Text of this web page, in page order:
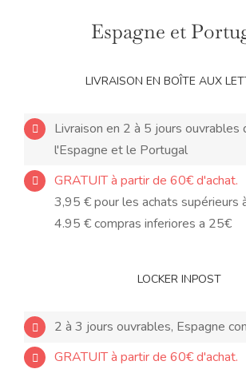
Espagne et
LIVRAISON EN BOÎTE AUX
Livraison en 2 à 5 jours ouvrables
l'Espagne et le Portugal
GRATUIT à partir de 60€ d'achat.
3,95 € pour les achats supérieurs
4.95 € compras inferiores a 25€
LOCKER INPOST
2 à 3 jours ouvrables, Espagne
GRATUIT à partir de 60€ d'achat.